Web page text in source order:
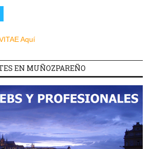
Aquí
EN MUÑOZPAREÑO